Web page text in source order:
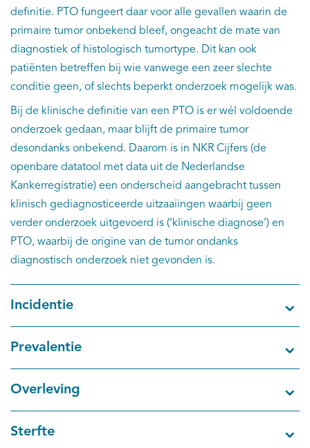
Trials
Webshop
EN
definitie. PTO fungeert daar voor alle gevallen waarin de
primaire tumor onbekend bleef, ongeacht de mate van
diagnostiek of histologisch tumortype. Dit kan ook
patiënten betreffen bij wie vanwege een zeer slechte
conditie geen, of slechts beperkt onderzoek mogelijk was.
Bij de klinische definitie van een PTO is er wél voldoende
onderzoek gedaan, maar blijft de primaire tumor
desondanks onbekend. Daarom is in NKR Cijfers (de
openbare datatool met data uit de Nederlandse
Kankerregistratie) een onderscheid aangebracht tussen
klinisch gediagnosticeerde uitzaaiingen waarbij geen
verder onderzoek uitgevoerd is (‘klinische diagnose’) en
PTO, waarbij de origine van de tumor ondanks
diagnostisch onderzoek niet gevonden is.
Incidentie
Prevalentie
Overleving
Sterfte